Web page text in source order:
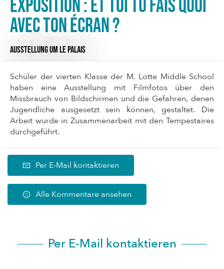
Exposition : Et toi tu fais quoi
avec ton écran ?
AUSSTELLUNGUM LE PALAIS
Schüler der vierten Klasse der M. Lotte Middle School
haben eine Ausstellung mit Filmfotos über den
Missbrauch von Bildschirmen und die Gefahren, denen
Jugendliche ausgesetzt sein können, gestaltet. Die
Arbeit wurde in Zusammenarbeit mit den Tempestaires
durchgeführt.
Per E-Mail kontaktieren
Alle Kommentare ansehen
Per E-Mail kontaktieren